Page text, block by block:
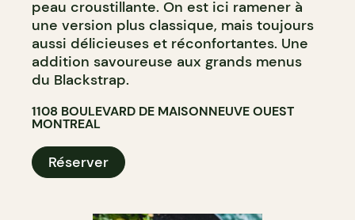
peau croustillante. On est ici ramener à
une version plus classique, mais toujours
aussi délicieuses et réconfortantes. Une
addition savoureuse aux grands menus
du Blackstrap.
1108 BOULEVARD DE MAISONNEUVE OUEST
MONTREAL
Réserver